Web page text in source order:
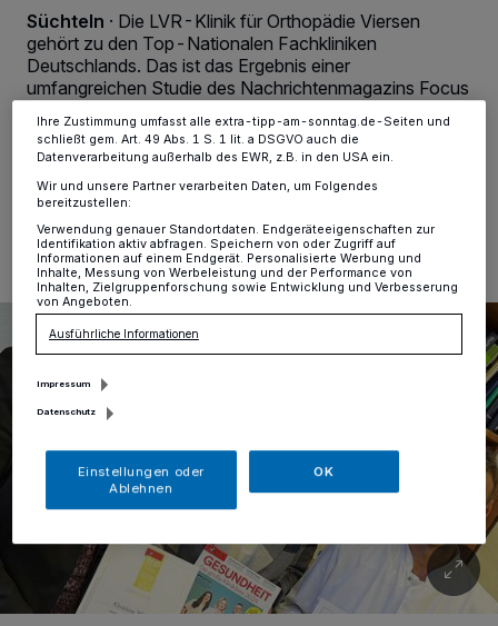
Süchteln · Die LVR-Klinik für Orthopädie Viersen
gehört zu den Top-Nationalen Fachkliniken
Deutschlands. Das ist das Ergebnis einer
umfangreichen Studie des Nachrichtenmagazins Focus
15.12.2023 , 11:39 Uhr
dieses Menü jederzeit wieder aufrufen, um Ihre Einstellungen zu
ändern oder Ihre Einwilligung zu widerrufen, indem Sie auf den Link
Einstellungen oder Ablehnen am unteren Rand der Webseite klicken.
Ihre Einstellungen gelten innerhalb unseres Website. Weitere
Informationen finden Sie in unserer Datenschutzerklärung.
Ihre Zustimmung umfasst alle extra-tipp-am-sonntag.de-Seiten und
schließt gem. Art. 49 Abs. 1 S. 1 lit. a DSGVO auch die
Datenverarbeitung außerhalb des EWR, z.B. in den USA ein.
Wir und unsere Partner verarbeiten Daten, um Folgendes
bereitzustellen:
Verwendung genauer Standortdaten. Endgeräteeigenschaften zur
Identifikation aktiv abfragen. Speichern von oder Zugriff auf
Informationen auf einem Endgerät. Personalisierte Werbung und
Inhalte, Messung von Werbeleistung und der Performance von
Inhalten, Zielgruppenforschung sowie Entwicklung und Verbesserung
von Angeboten.
Ausführliche Informationen
Impressum
Datenschutz
Einstellungen oder
Ablehnen
OK